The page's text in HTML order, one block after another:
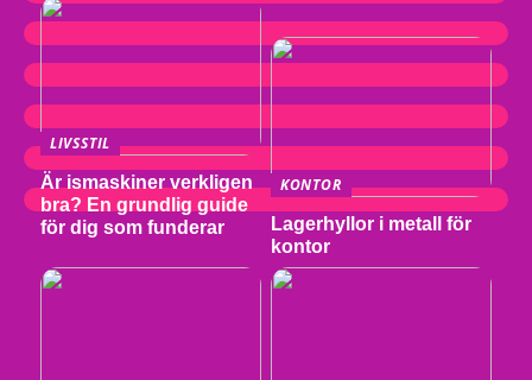
LIVSSTIL
Är ismaskiner verkligen
bra? En grundlig guide
för dig som funderar
KONTOR
Lagerhyllor i metall för
kontor